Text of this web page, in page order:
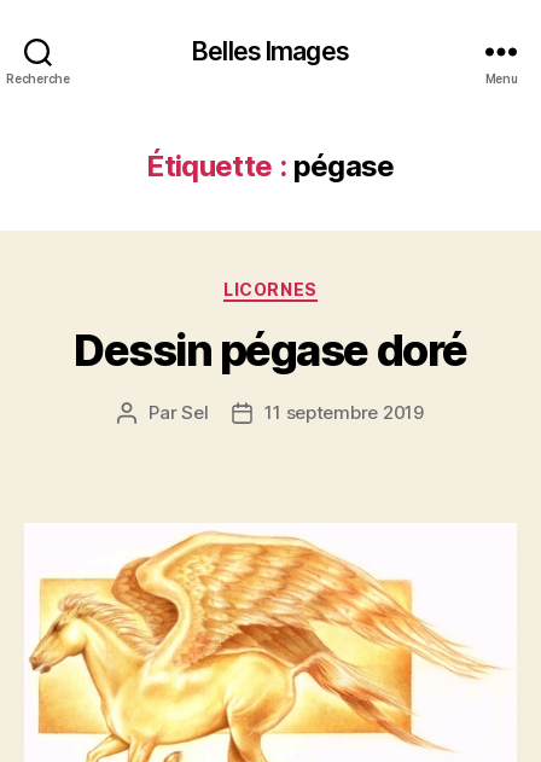
Recherche
Belles Images
Menu
Étiquette : pégase
Catégories
LICORNES
Dessin pégase doré
Auteur
ParSel
Date11 septembre 2019